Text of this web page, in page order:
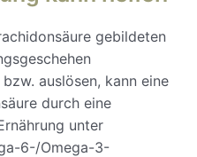
gebildeten
auslösen, kann eine
durch eine
unter
6-/Omega-3-